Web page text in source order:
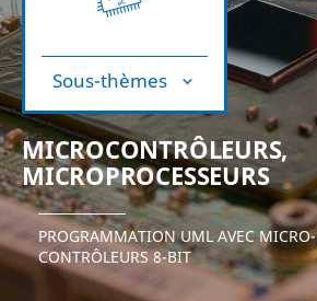
Sous-thèmes
MICROCONTRÔLEURS,
MICROPROCESSEURS
PROGRAMMATION UML AVEC MICRO-
CONTRÔLEURS 8-BIT